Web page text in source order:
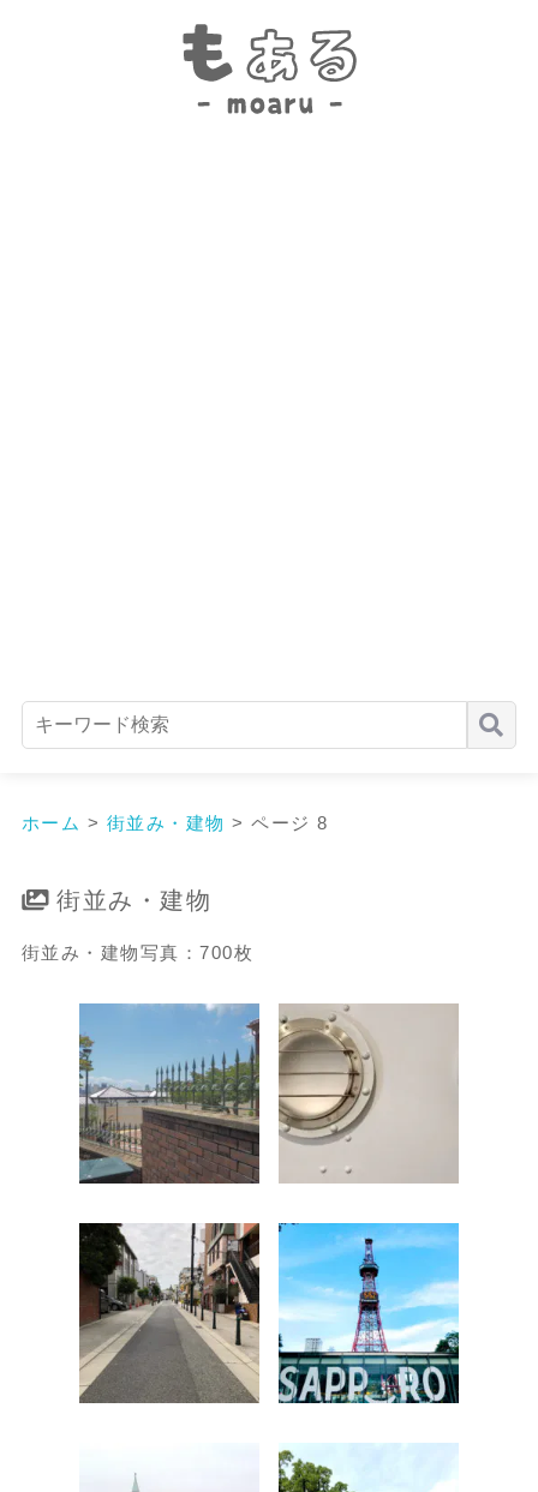
ホーム > 街並み・建物 >ページ 8
街並み・建物
街並み・建物写真：700枚